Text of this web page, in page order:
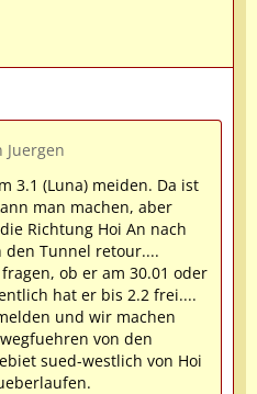
Juergen
3.1 (Luna) meiden. Da ist
man machen, aber
Richtung Hoi An nach
den Tunnel retour....
ob er am 30.01 oder
hat er bis 2.2 frei....
und wir machen
von den
sued-westlich von Hoi